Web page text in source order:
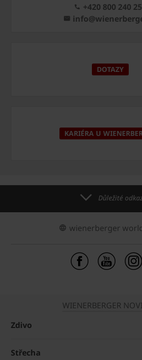
+420 800 240
DOTAZY
KARIÉRA U
Důležité
wienerberger
WIENERBERGER
Zdivo
Střecha